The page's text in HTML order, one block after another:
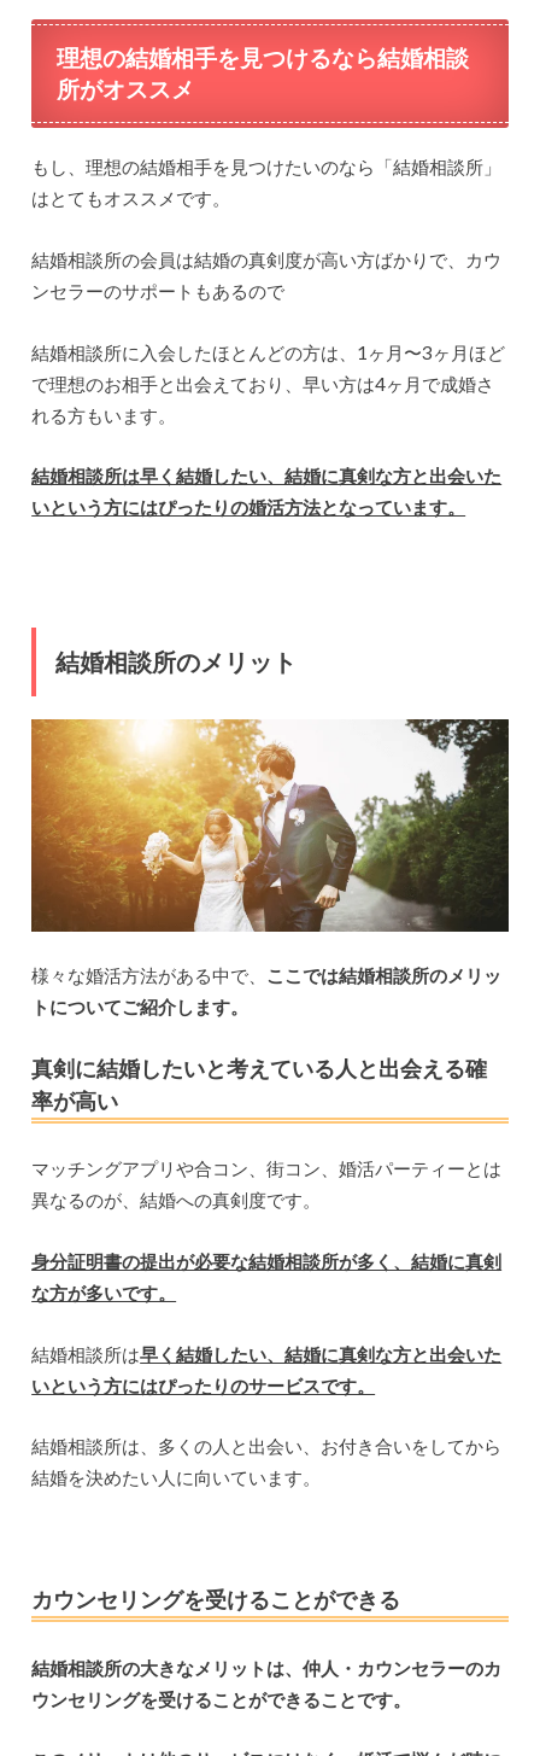
理想の結婚相手を見つけるなら結婚相談
所がオススメ
もし、理想の結婚相手を見つけたいのなら「結婚相談所」
はとてもオススメです。
結婚相談所の会員は結婚の真剣度が高い方ばかりで、カウ
ンセラーのサポートもあるので
結婚相談所に入会したほとんどの方は、1ヶ月〜3ヶ月ほど
で理想のお相手と出会えており、早い方は4ヶ月で成婚さ
れる方もいます。
結婚相談所は早く結婚したい、結婚に真剣な方と出会いた
いという方にはぴったりの婚活方法となっています。
結婚相談所のメリット
様々な婚活方法がある中で、 ここでは結婚相談所のメリッ
トについてご紹介します。
真剣に結婚したいと考えている人と出会える確
率が高い
マッチングアプリや合コン、街コン、婚活パーティーとは
異なるのが、結婚への真剣度です。
身分証明書の提出が必要な結婚相談所が多く、結婚に真剣
な方が多いです。
結婚相談所は早く結婚したい、結婚に真剣な方と出会いた
いという方にはぴったりのサービスです。
結婚相談所は、多くの人と出会い、お付き合いをしてから
結婚を決めたい人に向いています。
カウンセリングを受けることができる
結婚相談所の大きなメリットは、仲人・カウンセラーのカ
ウンセリングを受けることができることです。